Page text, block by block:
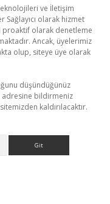
ve İletişim
Sağlayıcı olarak hizmet
proaktif olarak denetleme
Ancak, üyelerimiz
olup, siteye üye olarak
düşündüğünüz
adresine bildirmeniz
kaldırılacaktır.